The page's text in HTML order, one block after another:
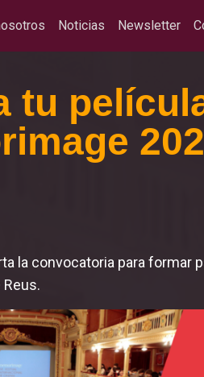
Noticias Newsletter
tu
la convocatoria para formar